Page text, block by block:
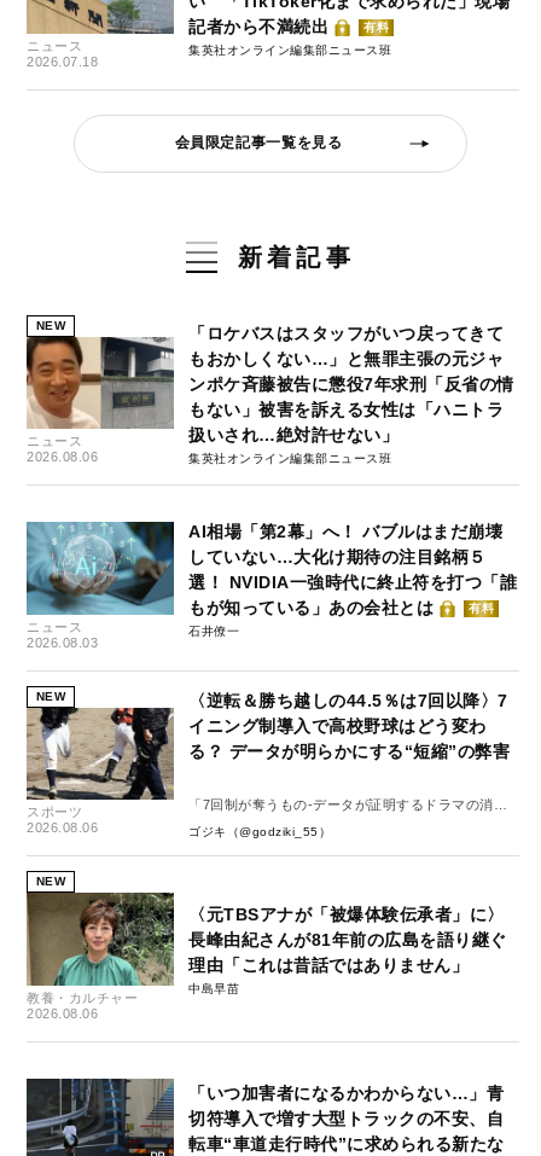
ニュース
2026.07.18
記者から不満続出
有料
集英社オンライン編集部ニュース班
会員限定記事一覧を見る
新着記事
NEW
ニュース
2026.08.06
「ロケバスはスタッフがいつ戻ってきて
もおかしくない…」と無罪主張の元ジャ
ンポケ斉藤被告に懲役7年求刑「反省の情
もない」被害を訴える女性は「ハニトラ
扱いされ…絶対許せない」
集英社オンライン編集部ニュース班
ニュース
2026.08.03
AI相場「第2幕」へ！ バブルはまだ崩壊
していない…大化け期待の注目銘柄５
選！ NVIDIA一強時代に終止符を打つ「誰
もが知っている」あの会社とは
有料
石井僚一
NEW
スポーツ
2026.08.06
〈逆転＆勝ち越しの44.5％は7回以降〉7
イニング制導入で高校野球はどう変わ
る？ データが明らかにする“短縮”の弊害
「7回制が奪うもの-データが証明するドラマの消
失-」
ゴジキ（@godziki_55）
NEW
教養・カルチャー
2026.08.06
〈元TBSアナが「被爆体験伝承者」に〉
長峰由紀さんが81年前の広島を語り継ぐ
理由「これは昔話ではありません」
中島早苗
「いつ加害者になるかわからない…」青
切符導入で増す大型トラックの不安、自
転車“車道走行時代”に求められる新たな